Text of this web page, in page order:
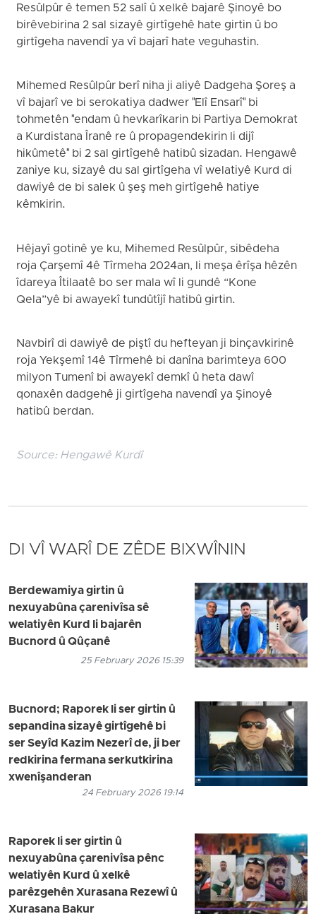
Resûlpûr ê temen 52 salî û xelkê bajarê Şinoyê bo
birêvebirina 2 sal sizayê girtîgehê hate girtin û bo
girtîgeha navendî ya vî bajarî hate veguhastin.
Mihemed Resûlpûr berî niha ji aliyê Dadgeha Şoreş a
vî bajarî ve bi serokatiya dadwer "Elî Ensarî" bi
tohmetên "endam û hevkarîkarin bi Partiya Demokrat
a Kurdistana Îranê re û propagendekirin li dijî
hikûmetê" bi 2 sal girtîgehê hatibû sizadan. Hengawê
zaniye ku, sizayê du sal girtîgeha vî welatiyê Kurd di
dawiyê de bi salek û şeş meh girtîgehê hatiye
kêmkirin.
Hêjayî gotinê ye ku, Mihemed Resûlpûr, sibêdeha
roja Çarşemî 4ê Tîrmeha 2024an, li meşa êrîşa hêzên
îdareya Îtilaatê bo ser mala wî li gundê “Kone
Qela”yê bi awayekî tundûtîjî hatibû girtin.
Navbirî di dawiyê de piştî du hefteyan ji binçavkirinê
roja Yekşemî 14ê Tîrmehê bi danîna barimteya 600
milyon Tumenî bi awayekî demkî û heta dawî
qonaxên dadgehê ji girtîgeha navendî ya Şinoyê
hatibû berdan.
Source: Hengawê Kurdî
DI VÎ WARÎ DE ZÊDE BIXWÎNIN
Berdewamiya girtin û
nexuyabûna çarenivîsa sê
welatiyên Kurd li bajarên
Bucnord û Qûçanê
25 February 2026 15:39
Bucnord; Raporek li ser girtin û
sepandina sizayê girtîgehê bi
ser Seyîd Kazim Nezerî de, ji ber
redkirina fermana serkutkirina
xwenîşanderan
24 February 2026 19:14
Raporek li ser girtin û
nexuyabûna çarenivîsa pênc
welatiyên Kurd û xelkê
parêzgehên Xurasana Rezewî û
Xurasana Bakur